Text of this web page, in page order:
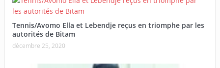
Tennis/Avomo Ella et Lebendje reçus en triomphe par les
autorités de Bitam
décembre 25, 2020